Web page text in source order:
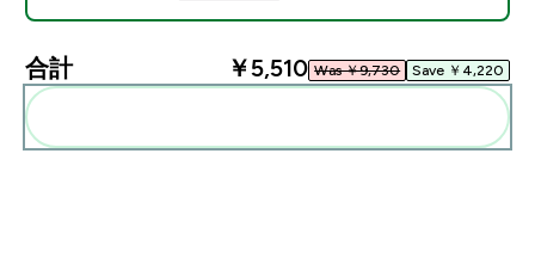
合計 ￥5,510‎ Was ￥9,730‎ Save ￥4,220‎